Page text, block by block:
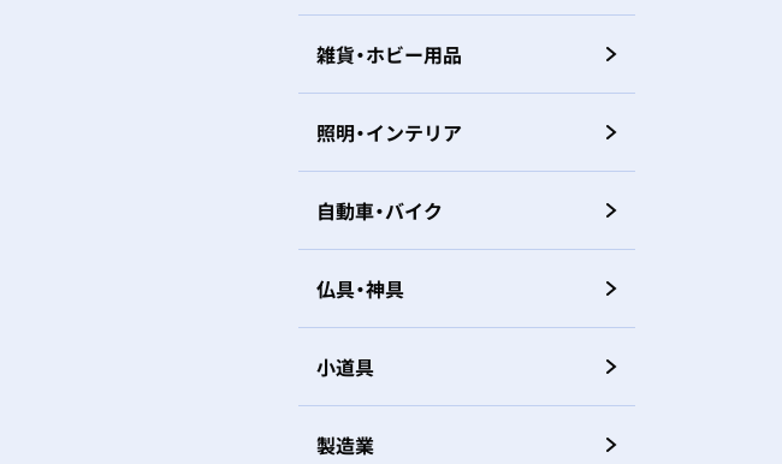
雑貨・ホビー用品
照明・インテリア
自動車・バイク
仏具・神具
小道具
製造業